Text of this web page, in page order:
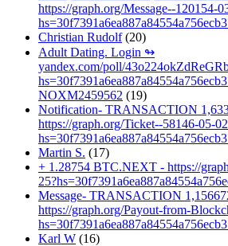
https://graph.org/Message--120154-
Christian Rudolf(20)
Adult Dating. Login ↬
yandex.com/poll/
NOXM2459562 (19)
Notification- TRANSACTION
https://graph.org/Ticket--58146-05-
Martin S. (17)
+ 1.28754 BTC.NEXT - https://
Message- TRANSACTION
https://graph.org/Payout-from-
Karl W (16)